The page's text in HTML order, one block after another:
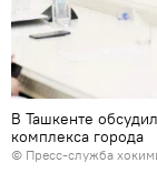
В Ташкенте
комплекса города
© Пресс-служба